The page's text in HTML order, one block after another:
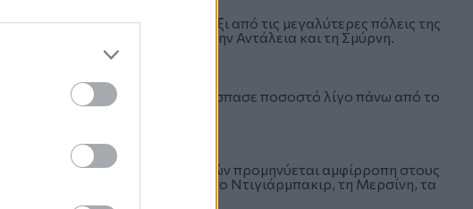
για τη δημαρχία σε έξι από τις μεγαλύτερες πόλεις της
τα Άδανα, τη Μερσίνη, την Αντάλεια και τη Σμύρνη.
Μάρτιο του 2014, το AKP απέσπασε ποσοστό λίγο πάνω από το
αυτών των εκλογών προμηνύεται αμφίρροπη στους
την Κωνσταντινούπολη, το Ντιγιάρμπακιρ, τη Μερσίνη, τα